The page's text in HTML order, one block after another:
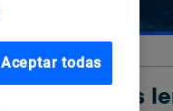
Lo más
Aceptar todas